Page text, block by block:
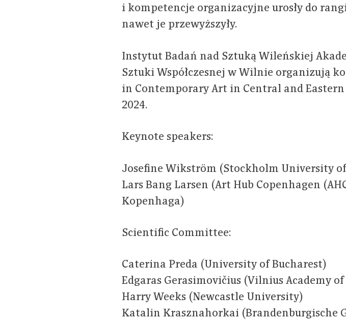
i kompetencje organizacyjne urosły do
nawet je przewyższyły.
Instytut Badań nad Sztuką Wileńskiej
Sztuki Współczesnej w Wilnie organizują
in Contemporary Art in Central and Eastern
2024.
Keynote speakers:
Josefine Wikström (Stockholm University
Lars Bang Larsen (Art Hub Copenhagen
Kopenhaga)
Scientific Committee:
Caterina Preda (University of Bucharest)
Edgaras Gerasimovičius (Vilnius Academy
Harry Weeks (Newcastle University)
Katalin Krasznahorkai (Brandenburgische